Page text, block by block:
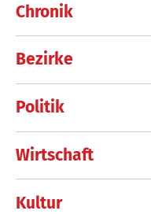
Chronik
Bezirke
Politik
Wirtschaft
Kultur